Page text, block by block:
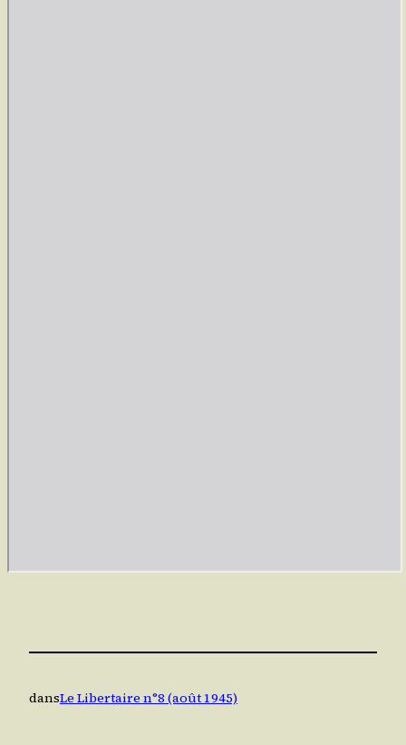
dansLe Libertaire n°8 (août 1945)